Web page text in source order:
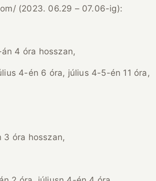
(2023. 06.29 – 07.06-ig):
4 óra hosszan,
4-én 6 óra, július 4-5-én 11 óra,
óra hosszan,